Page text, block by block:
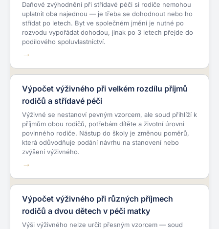
Daňové zvýhodnění při střídavé péči si rodiče nemohou
uplatnit oba najednou — je třeba se dohodnout nebo ho
střídat po letech. Byt ve společném jmění je nutné po
rozvodu vypořádat dohodou, jinak po 3 letech přejde do
podílového spoluvlastnictví.
Výpočet výživného při velkém rozdílu příjmů
rodičů a střídavé péči
Výživné se nestanoví pevným vzorcem, ale soud přihlíží k
příjmům obou rodičů, potřebám dítěte a životní úrovni
povinného rodiče. Nástup do školy je změnou poměrů,
která odůvodňuje podání návrhu na stanovení nebo
zvýšení výživného.
Výpočet výživného při různých příjmech
rodičů a dvou dětech v péči matky
Výši výživného nelze určit přesným vzorcem — soud